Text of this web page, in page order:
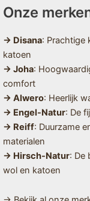
Onze
→ Disana: Prachtige
katoen
→ Joha:
comfort
→ Alwero: Heerlijk
→ Engel-Natur: De
→ Reiff: Duurzame
materialen
→ Hirsch-Natur: De
wol en katoen